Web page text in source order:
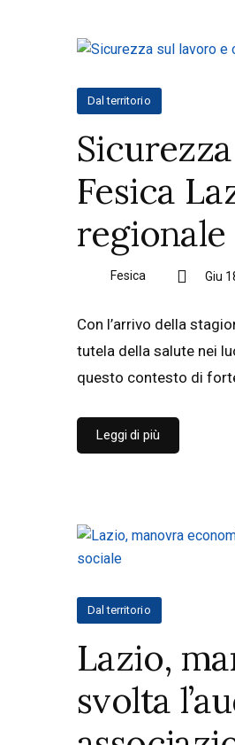
Dal territorio
Fesica
regionale
Fesica Giu
Con l’arrivo della
tutela della salute nei
questo contesto di
Leggi di più
Dal territorio
Lazio,
svolta